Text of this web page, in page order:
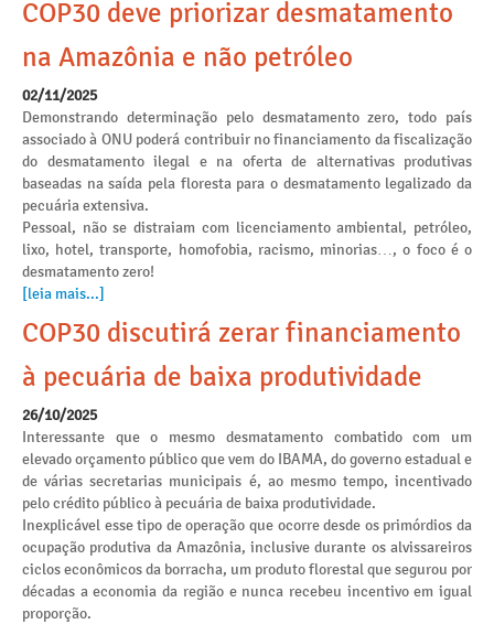
COP30 deve priorizar desmatamento
na Amazônia e não petróleo
02/11/2025
Demonstrando determinação pelo desmatamento zero, todo país
associado à ONU poderá contribuir no financiamento da fiscalização
do desmatamento ilegal e na oferta de alternativas produtivas
baseadas na saída pela floresta para o desmatamento legalizado da
pecuária extensiva.
Pessoal, não se distraiam com licenciamento ambiental, petróleo,
lixo, hotel, transporte, homofobia, racismo, minorias…, o foco é o
desmatamento zero!
[leia mais...]
COP30 discutirá zerar financiamento
à pecuária de baixa produtividade
26/10/2025
Interessante que o mesmo desmatamento combatido com um
elevado orçamento público que vem do IBAMA, do governo estadual e
de várias secretarias municipais é, ao mesmo tempo, incentivado
pelo crédito público à pecuária de baixa produtividade.
Inexplicável esse tipo de operação que ocorre desde os primórdios da
ocupação produtiva da Amazônia, inclusive durante os alvissareiros
ciclos econômicos da borracha, um produto florestal que segurou por
décadas a economia da região e nunca recebeu incentivo em igual
proporção.